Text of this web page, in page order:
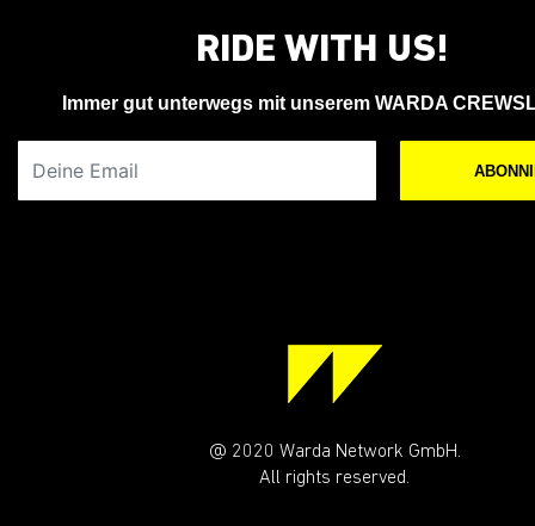
RIDE WITH US!
Immer gut unterwegs mit unserem WARDA
@ 2020 Warda Network GmbH.
All rights reserved.